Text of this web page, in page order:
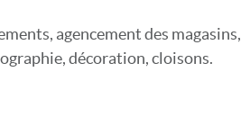
agencement des
décoration, cloisons.